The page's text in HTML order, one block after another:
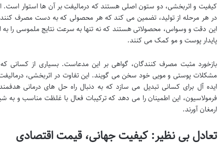
کیفیت و اثربخشی، دو ستون اصلی هستند که درمالیفت بر آن ها استوار است.
در هر مرحله از تولید، تضمین می کند که هر محصولی که به دست مصرف کننده
این دقت و وسواس، محصولاتی هستند که نه تنها به سرعت نتایج ملموسی را به
پایدار پوست و مو کمک می کنند.
بازخورد مثبت مصرف کنندگان، گواهی بر این مدعاست. بسیاری از کسانی
مشکلات پوستی و مویی خود سخن می گویند. این تفاوت در اثربخشی، درمالیفت
ایده آل برای کسانی تبدیل می سازد که به دنبال راه حل های درمانی
فرمولاسیون، این اطمینان را می دهد که ترکیبات فعال با غلظت مناسب و به
ارمغان آورند.
تعادل بی نظیر: کیفیت جهانی، قیمت اقتصادی